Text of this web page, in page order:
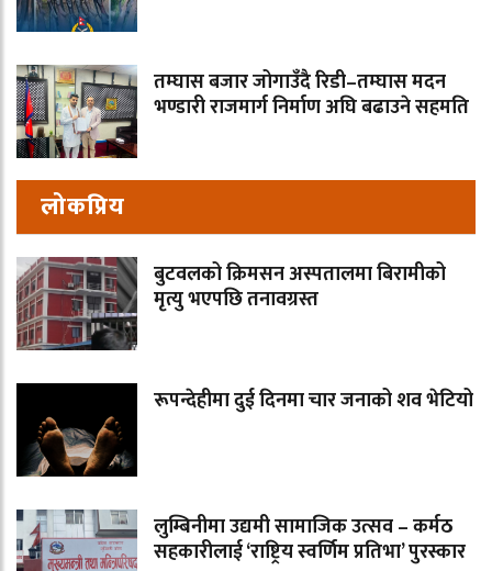
तम्घास बजार जोगाउँदै रिडी–तम्घास मदन
भण्डारी राजमार्ग निर्माण अघि बढाउने सहमति
लोकप्रिय
बुटवलको क्रिमसन अस्पतालमा बिरामीको
मृत्यु भएपछि तनावग्रस्त
रूपन्देहीमा दुई दिनमा चार जनाको शव भेटियो
लुम्बिनीमा उद्यमी सामाजिक उत्सव – कर्मठ
सहकारीलाई ‘राष्ट्रिय स्वर्णिम प्रतिभा’ पुरस्कार